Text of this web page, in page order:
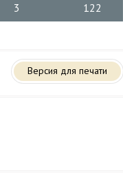
3 122
Версия для печати